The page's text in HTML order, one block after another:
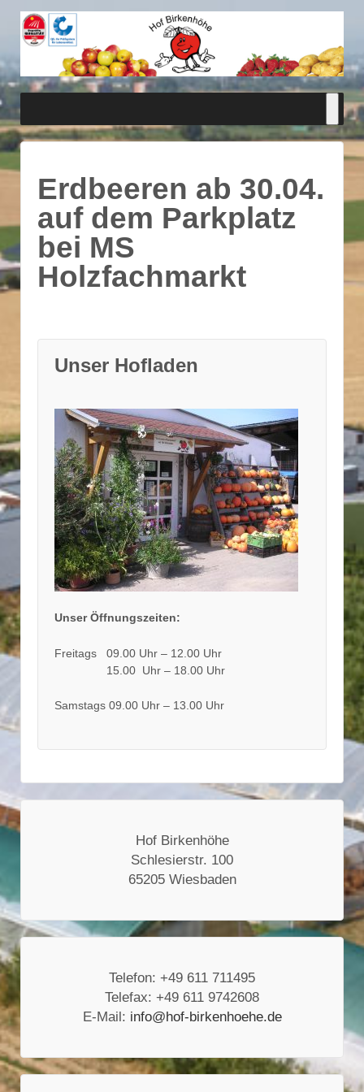
Erdbeeren ab 30.04.
auf dem Parkplatz
bei MS
Holzfachmarkt
Unser Hofladen
Unser Öffnungszeiten:
Freitags 09.00 Uhr – 12.00 Uhr
15.00 Uhr – 18.00 Uhr
Samstags 09.00 Uhr – 13.00 Uhr
Hof Birkenhöhe
Schlesierstr. 100
65205 Wiesbaden
Telefon: +49 611 711495
Telefax: +49 611 9742608
E-Mail: info@hof-birkenhoehe.de